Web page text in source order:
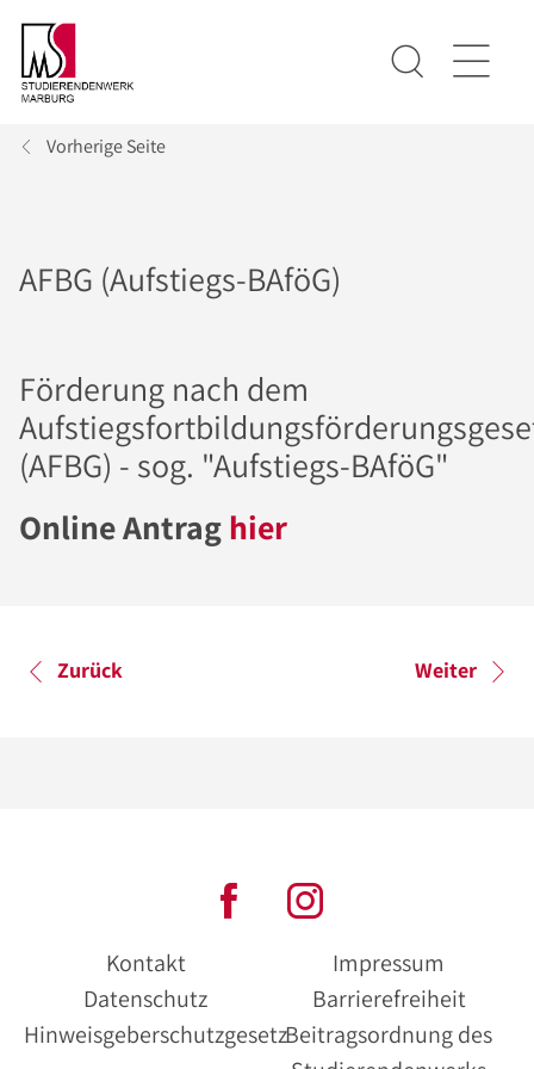
Vorherige Seite
AFBG (Aufstiegs-BAföG)
Förderung nach dem
(AFBG) - sog. "Aufstiegs-BAföG"
Online Antraghier
Zurück Weiter
Kontakt
Impressum
Datenschutz
Barrierefreiheit
HinweisgeberschutzgesetzBeitragsordnung des